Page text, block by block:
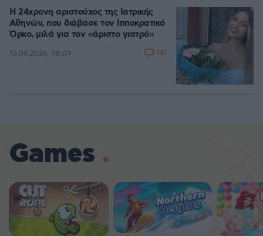
Η 24χρονη αριστούχος της Ιατρικής
Αθηνών, που διάβασε τον Ιπποκρατικό
Όρκο, μιλά για τον «άριστο γιατρό»
10.08.2026, 08:09 147
Games